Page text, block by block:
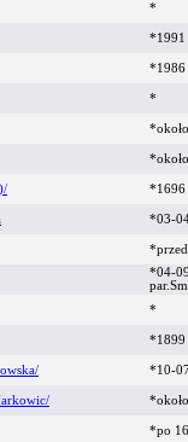
*
*1991
*1986
*
*1696
*03-
*04-
*
*1899
*10-
*po